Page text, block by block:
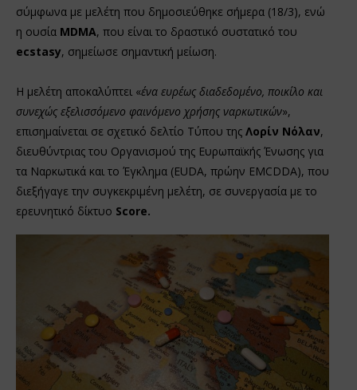
σύμφωνα με μελέτη που δημοσιεύθηκε σήμερα (18/3), ενώ
η ουσία MDMA, που είναι το δραστικό συστατικό του
ecstasy, σημείωσε σημαντική μείωση.
Η μελέτη αποκαλύπτει «ένα ευρέως διαδεδομένο, ποικίλο και
συνεχώς εξελισσόμενο φαινόμενο χρήσης ναρκωτικών»,
επισημαίνεται σε σχετικό δελτίο Τύπου της Λορίν Νόλαν,
διευθύντριας του Οργανισμού της Ευρωπαϊκής Ένωσης για
τα Ναρκωτικά και το Έγκλημα (EUDA, πρώην EMCDDA), που
διεξήγαγε την συγκεκριμένη μελέτη, σε συνεργασία με το
ερευνητικό δίκτυο Score.